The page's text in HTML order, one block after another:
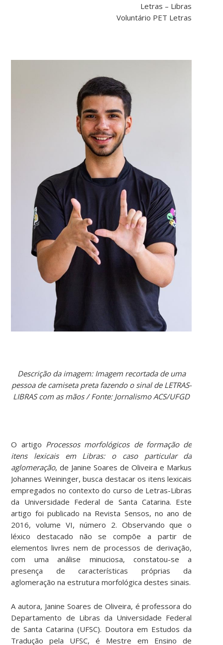
Letras – Libras
Voluntário PET Letras
Descrição da imagem: Imagem recortada de uma
pessoa de camiseta preta fazendoo sinal de LETRAS-
LIBRAS com as mãos / Fonte: Jornalismo ACS/UFGD
O artigo Processos morfológicos de formação de
itens lexicais em Libras: o caso particular da
aglomeração, de Janine Soares de Oliveira e Markus
Johannes Weininger, busca destacar os itens lexicais
empregados no contexto do curso de Letras-Libras
da Universidade Federal de Santa Catarina. Este
artigo foi publicado na Revista Sensos, no ano de
2016, volume VI, número 2. Observando que o
léxico destacado não se compõe a partir de
elementos livres nem de processos de derivação,
com uma análise minuciosa, constatou-se a
presença de características próprias da
aglomeração na estrutura morfológica destes sinais.
A autora, Janine Soares de Oliveira, é professora do
Departamento de Libras da Universidade Federal
de Santa Catarina (UFSC). Doutora em Estudos da
Tradução pela UFSC, é Mestre em Ensino de